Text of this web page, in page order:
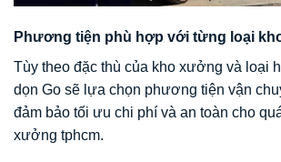
Phương tiện phù hợp với từng loại
Tùy theo đặc thù của kho xưởng và loại
dọn Go sẽ lựa chọn phương tiện vận
đảm bảo tối ưu chi phí và an toàn cho
xưởng tphcm.